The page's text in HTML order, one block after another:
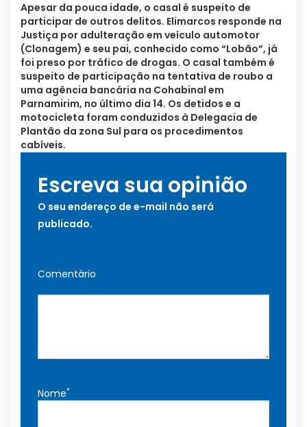
Apesar da pouca idade, o casal é suspeito de
participar de outros delitos. Elimarcos responde na
Justiça por adulteração em veículo automotor
(Clonagem) e seu pai, conhecido como “Lobão”, já
foi preso por tráfico de drogas. O casal também é
suspeito de participação na tentativa de roubo a
uma agência bancária na Cohabinal em
Parnamirim, no último dia 14. Os detidos e a
motocicleta foram conduzidos à Delegacia de
Plantão da zona Sul para os procedimentos
cabíveis.
Escreva sua opinião
O seu endereço de e-mail não será
publicado.
Comentário
Nome*